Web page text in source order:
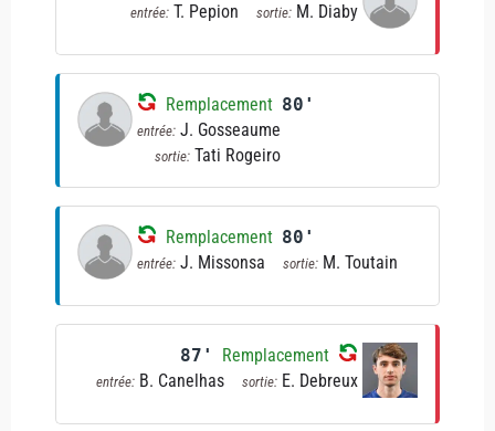
entrée: T. Pepion sortie: M. Diaby
Remplacement 80'
entrée: J. Gosseaume
sortie: Tati Rogeiro
Remplacement 80'
entrée: J. Missonsa sortie: M. Toutain
87' Remplacement
entrée: B. Canelhas sortie: E. Debreux